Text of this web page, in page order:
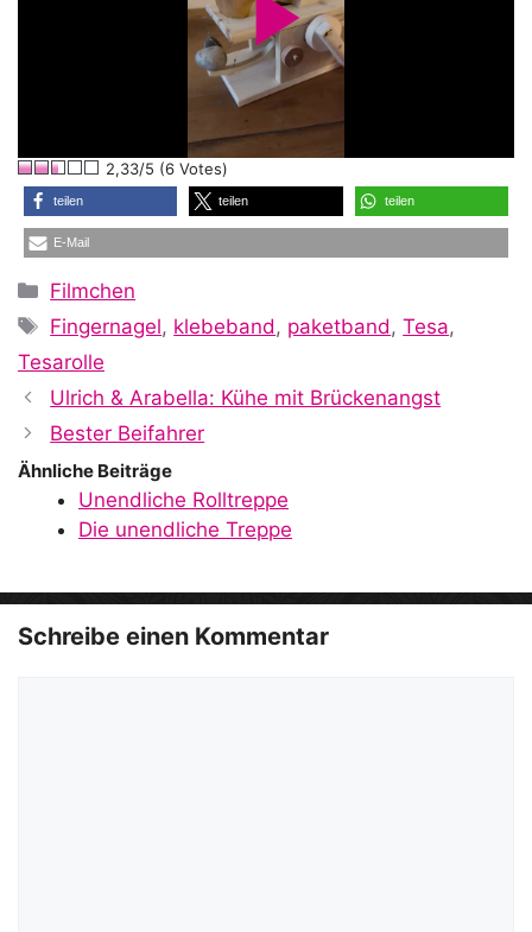
P
l
a
y
V
i
d
e
2,33/5 (6 Votes)
teilen teilen teilen
E-Mail
Kategorien
Filmchen
Schlagwörter
Fingernagel, klebeband, paketband,Tesa,
Tesarolle
Ulrich & Arabella: Kühe mit Brückenangst
Bester Beifahrer
Ähnliche Beiträge
Unendliche Rolltreppe
Die unendliche Treppe
Schreibe einen Kommentar